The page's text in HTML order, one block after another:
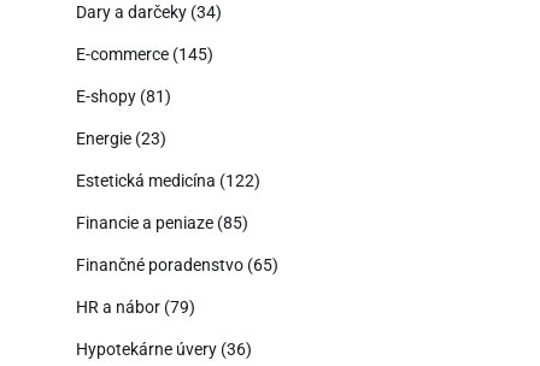
Dary a darčeky (34)
E-commerce (145)
E-shopy (81)
Energie (23)
Estetická medicína (122)
Financie a peniaze (85)
Finančné poradenstvo (65)
HR a nábor (79)
Hypotekárne úvery (36)